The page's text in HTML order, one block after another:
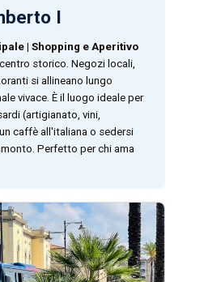
I
| Shopping e Aperitivo
storico. Negozi locali,
si allineano lungo
vivace. È il luogo ideale per
(artigianato, vini,
caffè all'italiana o sedersi
Perfetto per chi ama